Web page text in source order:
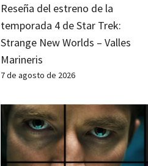
Reseña del estreno de la
temporada 4 de Star Trek:
Strange New Worlds – Valles
Marineris
7 de agosto de 2026